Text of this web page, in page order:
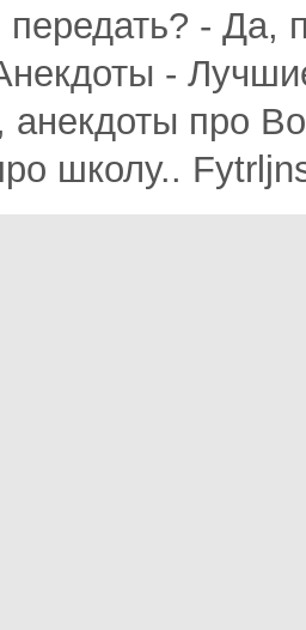
передать? - Да,
-
анекдоты про
школу..